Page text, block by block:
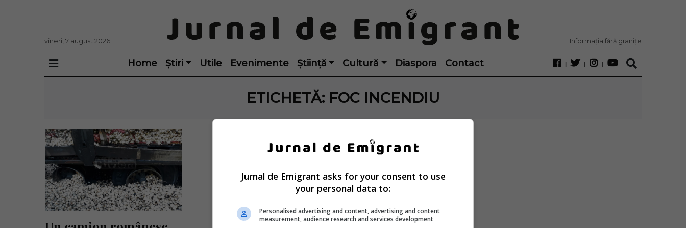
vineri, 7 august 2026 Informația fără granițe
Home Știri Utile Evenimente Știință Cultură Diaspora Contact
ETICHETĂ: FOC INCENDIU
Jurnal de Emigrant asks for your consent to use
your personal data to:
Personalised advertising and content, advertising and content
measurement, audience research and services development